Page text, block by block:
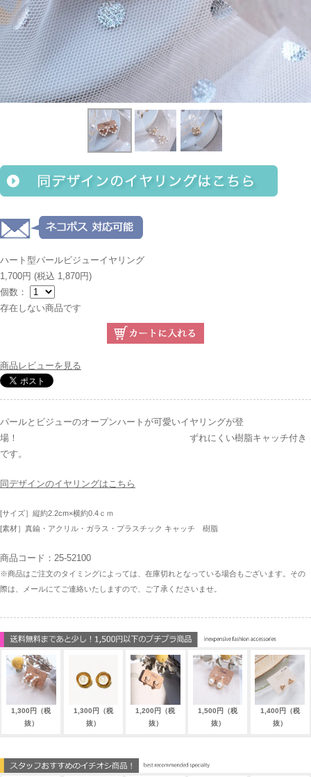
ハート型パールビジューイヤリング
1,700円 (税込 1,870円)
個数：
存在しない商品です
商品レビューを見る
パールとビジューのオープンハートが可愛いイヤリングが登
場！ ずれにくい樹脂キャッチ付き
です。
同デザインのイヤリングはこちら
[サイズ］縦約2.2cm×横約0.4ｃｍ
[素材］真鍮・アクリル・ガラス・プラスチック キャッチ 樹脂
商品コード：25-52100
※商品はご注文のタイミングによっては、在庫切れとなっている場合もございます。その
際は、メールにてご連絡いたしますので、ご了承くださいませ。
1,300円（税
抜）
1,300円（税
抜）
1,200円（税
抜）
1,500円（税
抜）
1,400円（税
抜）